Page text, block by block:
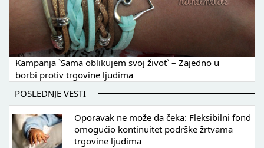
Kampanja `Sama oblikujem svoj život` – Zajedno u
borbi protiv trgovine ljudima
POSLEDNJE VESTI
Oporavak ne može da čeka: Fleksibilni fond
omogućio kontinuitet podrške žrtvama
trgovine ljudima